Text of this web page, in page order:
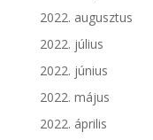
2022. augusztus
2022. július
2022. június
2022. május
2022. április